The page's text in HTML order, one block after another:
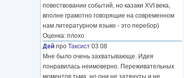
повествовании событий, но казаки XVI века,
вполне грамотно говорящие на современном
нам литературном языке - это перебор)
Оценка: плохо
Дей про Таксист 03 08
Мне было очень захватывающе. Идея
понравилась неимоверно. Переживательных